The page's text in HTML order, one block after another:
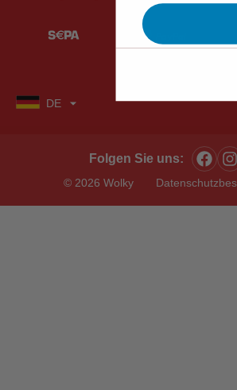
DE
© 2026 Wolky
Folgen Sie uns: